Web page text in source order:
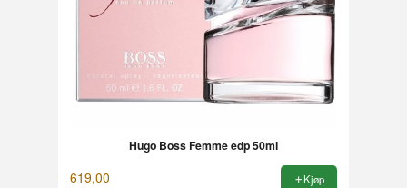
Hugo Boss Femme edp 50ml
619,00 Kjøp